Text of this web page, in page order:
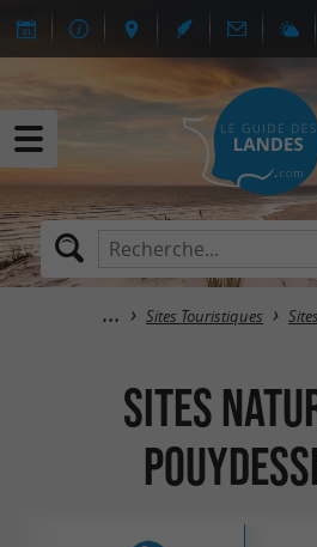
Sites Touristiques
Sites